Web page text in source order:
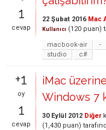
1
cevap
22 Şubat 2016 Mac
Kullanıcı (120 puan)
macbook-air
-
studio
c#
+1
oy
1
cevap
iMac
Windows 7
30 Eylül 2012 Diğer
(1,430 puan)